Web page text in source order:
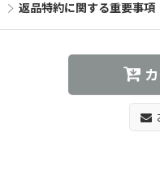
返品特約に関する重要事項